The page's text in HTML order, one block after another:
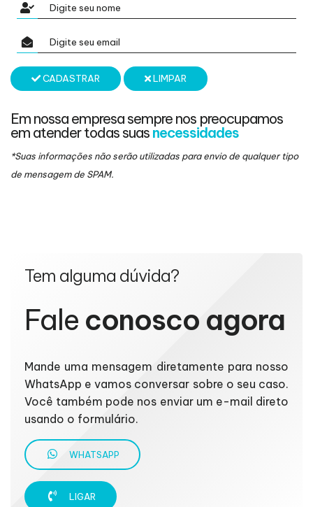
CADASTRAR LIMPAR
Em nossa empresa sempre nos preocupamos
em atender todas suas necessidades
*Suas informações não serão utilizadas para envio de qualquer tipo
de mensagem de SPAM.
Tem alguma dúvida?
Fale conosco agora
Mande uma mensagem diretamente para nosso
WhatsApp e vamos conversar sobre o seu caso.
Você também pode nos enviar um e-mail direto
usando o formulário.
WHATSAPP
LIGAR